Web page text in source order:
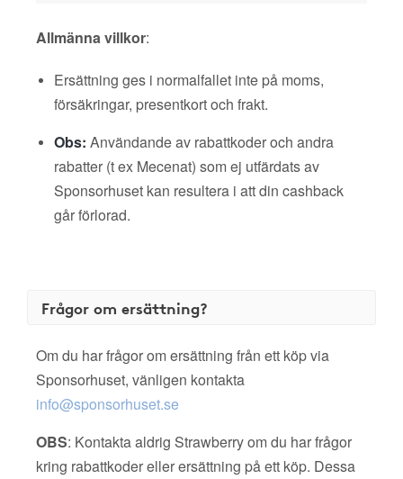
Allmänna villkor:
Ersättning ges i normalfallet inte på moms,
försäkringar, presentkort och frakt.
Obs: Användande av rabattkoder och andra
rabatter (t ex Mecenat) som ej utfärdats av
Sponsorhuset kan resultera i att din cashback
går förlorad.
Frågor om ersättning?
Om du har frågor om ersättning från ett köp via
Sponsorhuset, vänligen kontakta
info@sponsorhuset.se
OBS: Kontakta aldrig Strawberry om du har frågor
kring rabattkoder eller ersättning på ett köp. Dessa